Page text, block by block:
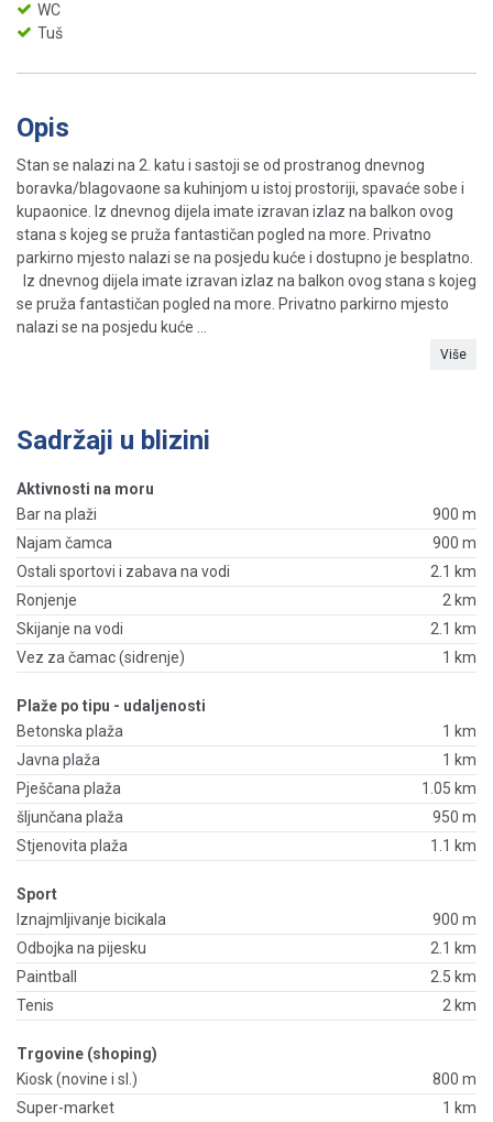
WC
Tuš
Opis
Stan se nalazi na 2. katu i sastoji se od prostranog dnevnog
boravka/blagovaone sa kuhinjom u istoj prostoriji, spavaće sobe i
kupaonice. Iz dnevnog dijela imate izravan izlaz na balkon ovog
stana s kojeg se pruža fantastičan pogled na more. Privatno
parkirno mjesto nalazi se na posjedu kuće i dostupno je besplatno.
Iz dnevnog dijela imate izravan izlaz na balkon ovog stana s kojeg
se pruža fantastičan pogled na more. Privatno parkirno mjesto
nalazi se na posjedu kuće ...
Više
Sadržaji u blizini
Aktivnosti na moru
Bar na plaži
900 m
Najam čamca
900 m
Ostali sportovi i zabava na vodi
2.1 km
Ronjenje
2 km
Skijanje na vodi
2.1 km
Vez za čamac (sidrenje)
1 km
Plaže po tipu - udaljenosti
Betonska plaža
1 km
Javna plaža
1 km
Pješčana plaža
1.05 km
šljunčana plaža
950 m
Stjenovita plaža
1.1 km
Sport
Iznajmljivanje bicikala
900 m
Odbojka na pijesku
2.1 km
Paintball
2.5 km
Tenis
2 km
Trgovine (shoping)
Kiosk (novine i sl.)
800 m
Super-market
1 km